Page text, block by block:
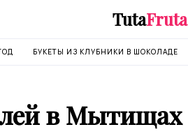
TutaFruta
БУКЕТЫ ИЗ КЛУБНИКИ В ШОКОЛАДЕ
в Мытищах